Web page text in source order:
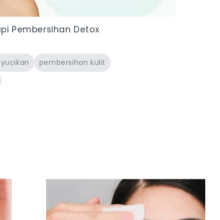
Pembersihan Detox
pembersihan kulit